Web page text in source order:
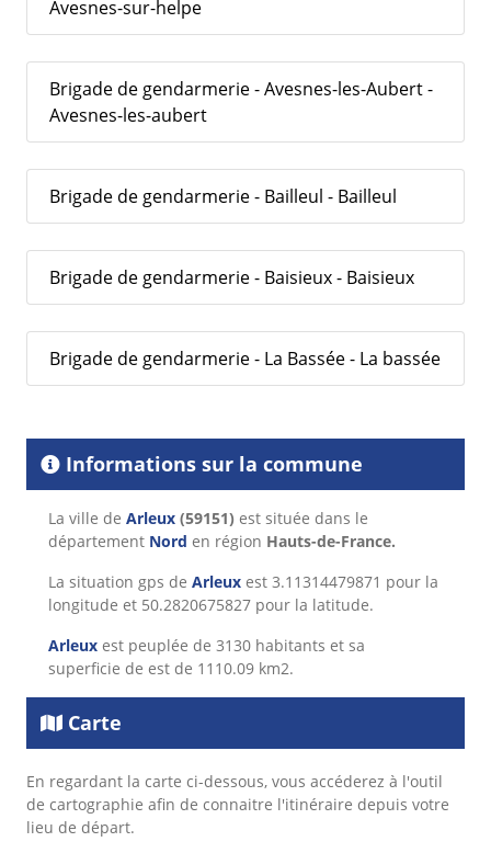
Avesnes-sur-helpe
Brigade de gendarmerie - Avesnes-les-Aubert -
Avesnes-les-aubert
Brigade de gendarmerie - Bailleul - Bailleul
Brigade de gendarmerie - Baisieux - Baisieux
Brigade de gendarmerie - La Bassée - La bassée
Informations sur la commune
La ville de Arleux (59151) est située dans le
département Nord en région Hauts-de-France.
La situation gps de Arleux est 3.11314479871 pour la
longitude et 50.2820675827 pour la latitude.
Arleux est peuplée de 3130 habitants et sa
superficie de est de 1110.09 km2.
Carte
En regardant la carte ci-dessous, vous accéderez à l'outil
de cartographie afin de connaitre l'itinéraire depuis votre
lieu de départ.